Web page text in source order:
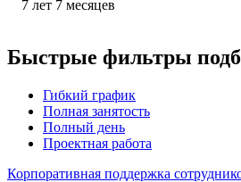
7 лет 7 месяцев
Быстрые фильтры
Гибкий график
Полная занятость
Полный день
Проектная работа
Корпоративная поддержка